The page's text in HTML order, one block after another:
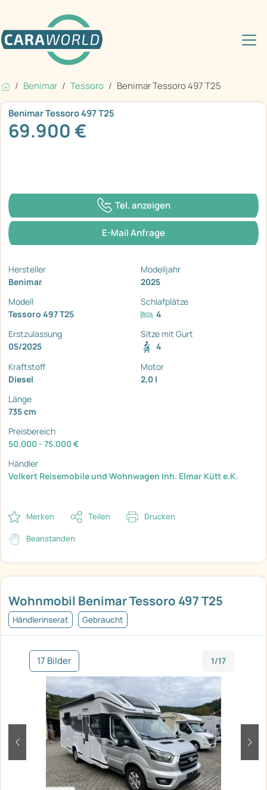
Benimar Tessoro Benimar Tessoro 497 T25
Wohnmobil Benimar Tessoro 497 T25
Händlerinserat Gebraucht
17 Bilder 1/17
zurück
Benimar Tessoro 497 T25
69.900 €
Tel. anzeigen
E-Mail Anfrage
Hersteller
Benimar
Modelljahr
2025
Modell
Tessoro 497 T25
Schlafplätze
4
Erstzulassung
05/2025
Sitze mit Gurt
4
Kraftstoff
Diesel
Motor
2,0 l
Länge
735 cm
Preisbereich
50.000 - 75.000 €
Händler
Volkert Reisemobile und Wohnwagen Inh. Elmar Kütt e.K.
Merken Teilen Drucken
Beanstanden